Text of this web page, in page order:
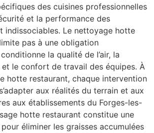
des cuisines professionnelles
et la performance des
indissociables. Le nettoyage hotte
pas à une obligation
la qualité de l’air, la
et le confort de travail des équipes. À
hotte restaurant, chaque intervention
aux réalités du terrain et aux
aux établissements du Forges-les-
hotte restaurant constitue une
éliminer les graisses accumulées